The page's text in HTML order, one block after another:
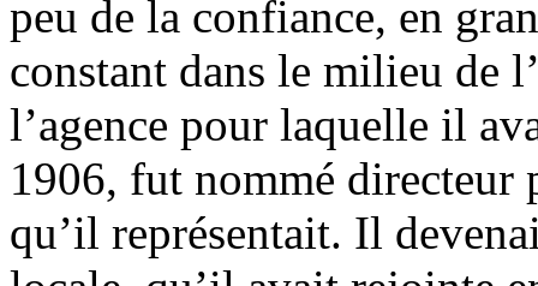
peu de la confiance, en
constant dans le milieu de
l’agence pour laquelle il
1906, fut nommé directeur
qu’il représentait. Il